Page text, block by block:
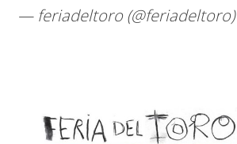
— feriadeltoro (@feriadeltoro)